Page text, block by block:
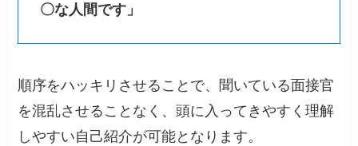
〇な人間です」
順序をハッキリさせることで、聞いている面接官
を混乱させることなく、頭に入ってきやすく理解
しやすい自己紹介が可能となります。